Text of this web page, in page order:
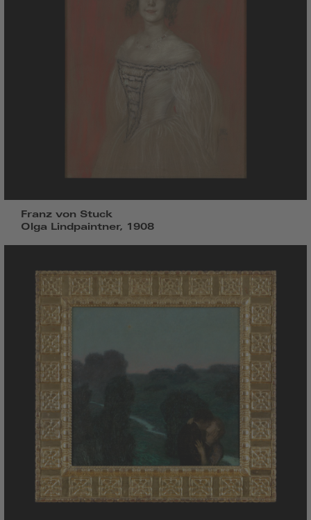
Franz von Stuck
Olga Lindpaintner, 1908